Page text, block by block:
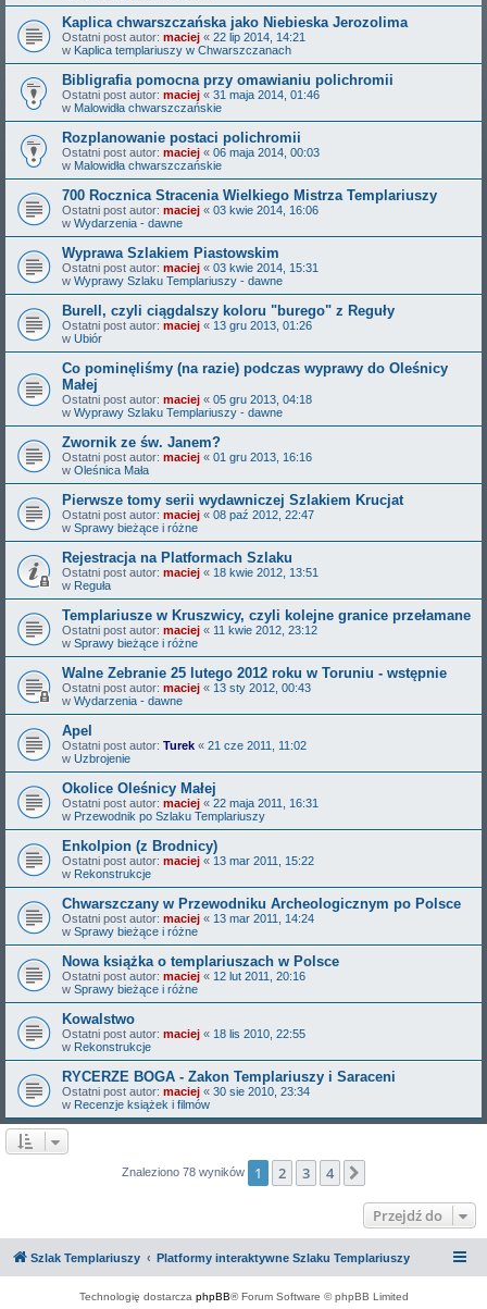
Kaplica chwarszczańska jako Niebieska Jerozolima
Ostatni post autor: maciej « 22 lip 2014, 14:21
w Kaplica templariuszy w Chwarszczanach
Bibligrafia pomocna przy omawianiu polichromii
Ostatni post autor: maciej « 31 maja 2014, 01:46
w Malowidła chwarszczańskie
Rozplanowanie postaci polichromii
Ostatni post autor: maciej « 06 maja 2014, 00:03
w Malowidła chwarszczańskie
700 Rocznica Stracenia Wielkiego Mistrza Templariuszy
Ostatni post autor: maciej « 03 kwie 2014, 16:06
w Wydarzenia - dawne
Wyprawa Szlakiem Piastowskim
Ostatni post autor: maciej « 03 kwie 2014, 15:31
w Wyprawy Szlaku Templariuszy - dawne
Burell, czyli ciągdalszy koloru "burego" z Reguły
Ostatni post autor: maciej « 13 gru 2013, 01:26
w Ubiór
Co pominęliśmy (na razie) podczas wyprawy do Oleśnicy
Małej
Ostatni post autor: maciej « 05 gru 2013, 04:18
w Wyprawy Szlaku Templariuszy - dawne
Zwornik ze św. Janem?
Ostatni post autor: maciej « 01 gru 2013, 16:16
w Oleśnica Mała
Pierwsze tomy serii wydawniczej Szlakiem Krucjat
Ostatni post autor: maciej « 08 paź 2012, 22:47
w Sprawy bieżące i różne
Rejestracja na Platformach Szlaku
Ostatni post autor: maciej « 18 kwie 2012, 13:51
w Reguła
Templariusze w Kruszwicy, czyli kolejne granice przełamane
Ostatni post autor: maciej « 11 kwie 2012, 23:12
w Sprawy bieżące i różne
Walne Zebranie 25 lutego 2012 roku w Toruniu - wstępnie
Ostatni post autor: maciej « 13 sty 2012, 00:43
w Wydarzenia - dawne
Apel
Ostatni post autor: Turek « 21 cze 2011, 11:02
w Uzbrojenie
Okolice Oleśnicy Małej
Ostatni post autor: maciej « 22 maja 2011, 16:31
w Przewodnik po Szlaku Templariuszy
Enkolpion (z Brodnicy)
Ostatni post autor: maciej « 13 mar 2011, 15:22
w Rekonstrukcje
Chwarszczany w Przewodniku Archeologicznym po Polsce
Ostatni post autor: maciej « 13 mar 2011, 14:24
w Sprawy bieżące i różne
Nowa książka o templariuszach w Polsce
Ostatni post autor: maciej « 12 lut 2011, 20:16
w Sprawy bieżące i różne
Kowalstwo
Ostatni post autor: maciej « 18 lis 2010, 22:55
w Rekonstrukcje
RYCERZE BOGA - Zakon Templariuszy i Saraceni
Ostatni post autor: maciej « 30 sie 2010, 23:34
w Recenzje książek i filmów
Znaleziono 78 wyników 1 2 3 4
Przejdź do
Szlak Templariuszy Platformy interaktywne Szlaku Templariuszy
Technologię dostarcza phpBB® Forum Software © phpBB Limited